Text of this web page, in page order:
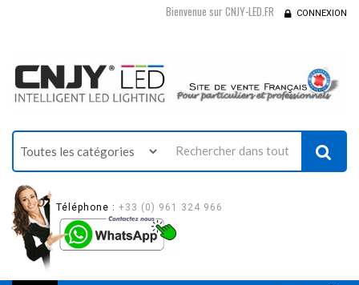
Bienvenue sur CNJY-LED.FR CONNEXION
Téléphone : +33 (0) 961 324 966